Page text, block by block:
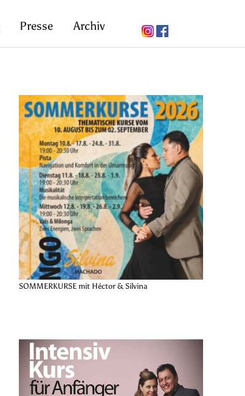
Presse Archiv
SOMMERKURSE mit Héctor & Silvina